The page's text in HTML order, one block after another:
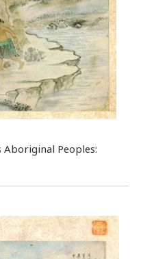
Aboriginal Peoples: